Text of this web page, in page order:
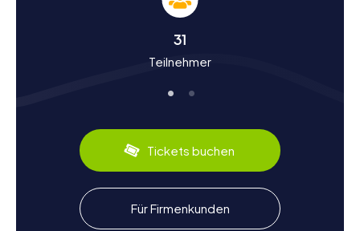
Während ihr bei unseren Schnitzeljagden durch Marbach
und Kultur der Stadt. Marbach wurde vermutlich um 700
als fränkischer Königshof gegründet und 972 erstmals
der Region und war sogar Sitz eines Amtes. Im Pfälzischen
konnte sich jedoch wieder erholen und entwickelte sich
zu einem Zentrum der Schiller-Verehrung. Wusstet ihr,
dass Marbach auch für seine kulinarischen Spezialitäten
bekannt ist? Probiert unbedingt die regionalen
Köstlichkeiten, die ihr in den gemütlichen Cafés und
Restaurants der Stadt findet.
31
Teilnehmer
Tickets buchen
Für Firmenkunden